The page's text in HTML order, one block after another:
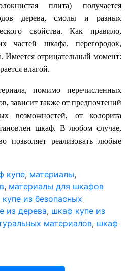
плита) получается
дерева, смолы и разных
свойства. Как правило,
частей шкафа, перегородок,
Имеется отрицательный момент:
влагой.
помимо перечисленных
зависит также от предпочтений
возможностей, от колорита
шкаф. В любом случае,
позволяет реализовать любые
купе, материалы,
, материалы для шкафов
из безопасных
из дерева, шкаф купе из
материалов, шкаф